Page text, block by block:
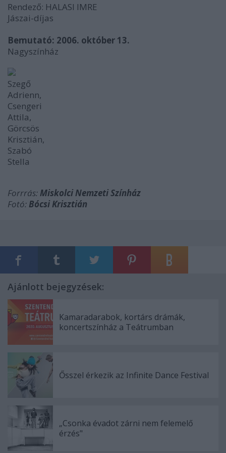
Rendező: HALASI IMRE
Jászai-díjas
Bemutató: 2006. október 13.
Nagyszínház
Szegő
Adrienn,
Csengeri
Attila,
Görcsös
Krisztián,
Szabó
Stella
Forrrás:Miskolci Nemzeti Színház
Fotó:Bócsi Krisztián
Ajánlott bejegyzések:
Kamaradarabok, kortárs drámák,
koncertszínház a Teátrumban
Ősszel érkezik az Infinite Dance Festival
„Csonka évadot zárni nem felemelő
érzés"